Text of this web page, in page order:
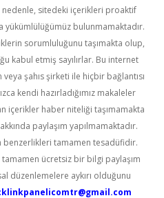
sitedeki içerikleri proaktif
yükümlülüğümüz bulunmamaktadır.
sorumluluğunu taşımakta olup,
kabul etmiş sayılırlar. Bu internet
şahıs şirketi ile hiçbir bağlantısı
kendi hazırladığımız makaleler
içerikler haber niteliği taşımamakta
paylaşım yapılmamaktadır.
benzerlikleri tamamen tesadüfidir.
tamamen ücretsiz bir bilgi paylaşım
düzenlemelere aykırı olduğunu